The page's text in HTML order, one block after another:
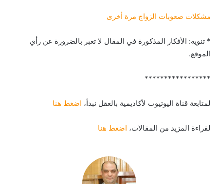
مشكلات صعوبات الزواج مرة أخرى
* تنويه: الأفكار المذكورة في المقال لا تعبر بالضرورة عن رأي
الموقع.
*****************
لمتابعة قناة اليوتيوب لأكاديمية بالعقل نبدأ، اضغط هنا
لقراءة المزيد من المقالات، اضغط هنا